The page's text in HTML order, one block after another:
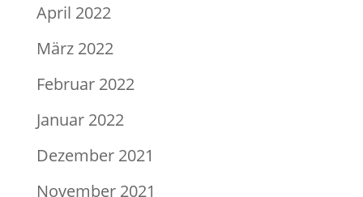
April 2022
März 2022
Februar 2022
Januar 2022
Dezember 2021
November 2021